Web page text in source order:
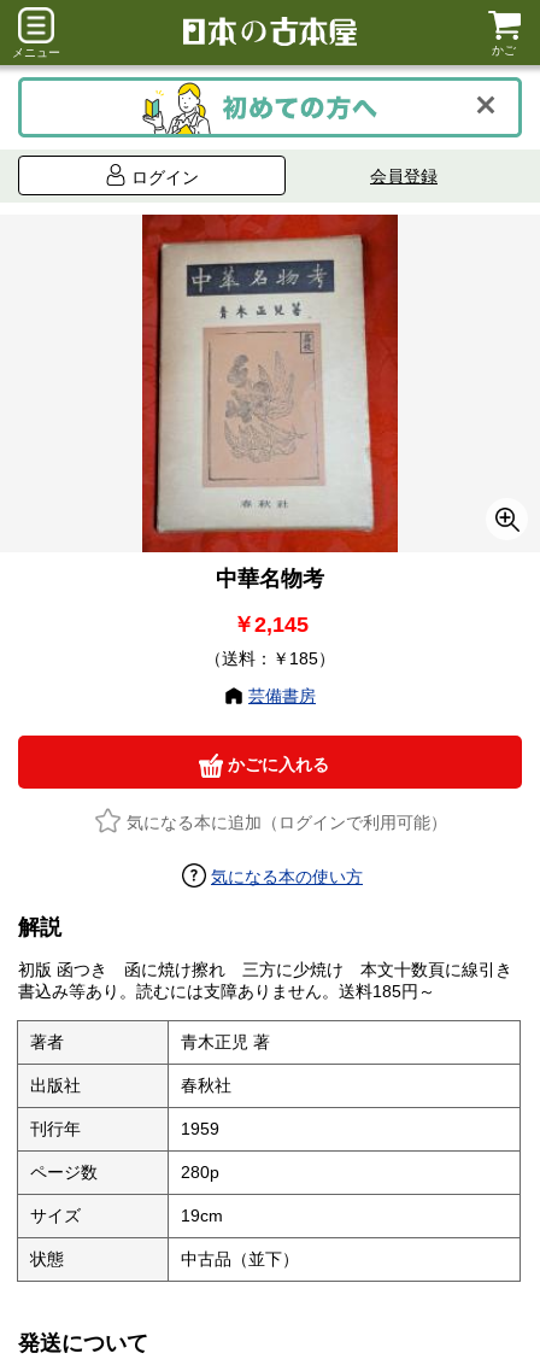
メニュー かご
ログイン 会員登録
中華名物考
￥2,145
（送料：￥185）
芸備書房
かごに入れる
気になる本に追加（ログインで利用可能）
気になる本の使い方
解説
初版 函つき 函に焼け擦れ 三方に少焼け 本文十数頁に線引き
書込み等あり。読むには支障ありません。送料185円～
著者 青木正児 著
出版社 春秋社
刊行年 1959
ページ数 280p
サイズ 19cm
状態 中古品（並下）
発送について